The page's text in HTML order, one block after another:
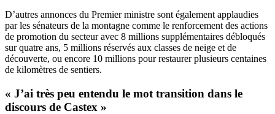
D’autres annonces du Premier ministre sont également applaudies
par les sénateurs de la montagne comme le renforcement des actions
de promotion du secteur avec 8 millions supplémentaires débloqués
sur quatre ans, 5 millions réservés aux classes de neige et de
découverte, ou encore 10 millions pour restaurer plusieurs centaines
de kilomètres de sentiers.
« J’ai très peu entendu le mot transition dans le
discours de Castex »